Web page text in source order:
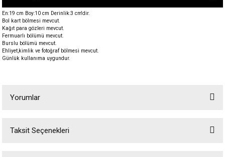
En:19 cm Boy:10 cm Derinlik:3 cm'dir.
Bol kart bölmesi mevcut.
Kağıt para gözleri mevcut.
Fermuarlı bölümü mevcut.
Burslu bölümü mevcut.
Ehliyet,kimlik ve fotoğraf bölmesi mevcut.
Günlük kullanıma uygundur.
Yorumlar
Taksit Seçenekleri